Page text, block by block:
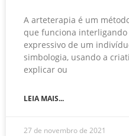
A arteterapia é um
que funciona interligando
expressivo de um
simbologia, usando a
explicar ou
LEIA MAIS...
27 de novembro de 2021